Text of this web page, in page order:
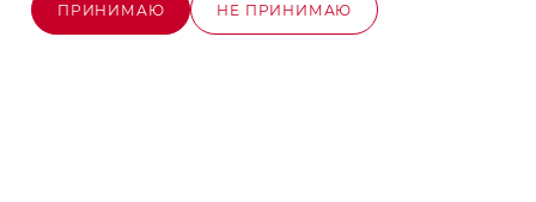
В КОРЗИНУ
г. Москва, Варшавское ш, вл. 248,
ПРИНИМАЮ НЕ ПРИНИМАЮ